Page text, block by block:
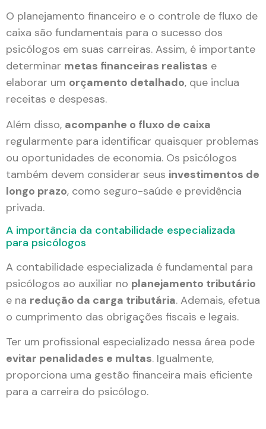
O planejamento financeiro e o controle de fluxo de
caixa são fundamentais para o sucesso dos
psicólogos em suas carreiras. Assim, é importante
determinar metas financeiras realistas e
elaborar um orçamento detalhado, que inclua
receitas e despesas.
Além disso, acompanhe o fluxo de caixa
regularmente para identificar quaisquer problemas
ou oportunidades de economia. Os psicólogos
também devem considerar seus investimentos de
longo prazo, como seguro-saúde e previdência
privada.
A importância da contabilidade especializada
para psicólogos
A contabilidade especializada é fundamental para
psicólogos ao auxiliar no planejamento tributário
e na redução da carga tributária. Ademais, efetua
o cumprimento das obrigações fiscais e legais.
Ter um profissional especializado nessa área pode
evitar penalidades e multas. Igualmente,
proporciona uma gestão financeira mais eficiente
para a carreira do psicólogo.